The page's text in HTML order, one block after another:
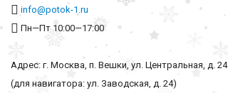
info@potok-1.ru
Пн—Пт 10:00—17:00
Адрес: г. Москва, п. Вешки, ул. Центральная, д. 24
(для навигатора: ул. Заводская, д. 24)